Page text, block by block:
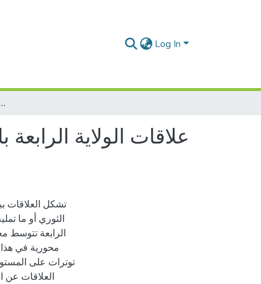
Log In
علاقات الولاية الرابعة بالولاية
تشكل العلاقات
الثوري أو ما
الرابعة تتوسط
محورية في
توترات على